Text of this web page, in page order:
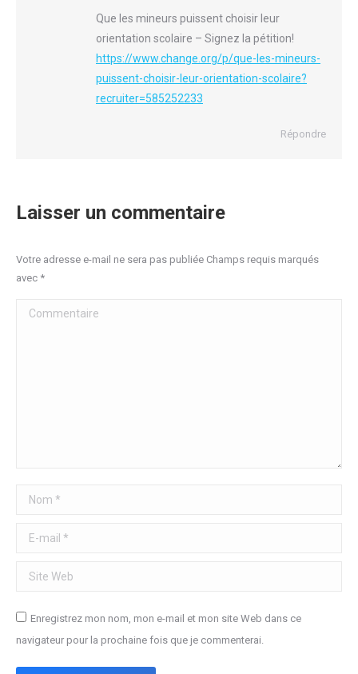
Que les mineurs puissent choisir leur
orientation scolaire – Signez la pétition!
https://www.change.org/p/que-les-mineurs-
puissent-choisir-leur-orientation-scolaire?
recruiter=585252233
Répondre
Laisser un commentaire
Votre adresse e-mail ne sera pas publiée Champs requis marqués
avec *
Commentaire
Nom *
E-mail *
Site Web
Enregistrez mon nom, mon e-mail et mon site Web dans ce
navigateur pour la prochaine fois que je commenterai.